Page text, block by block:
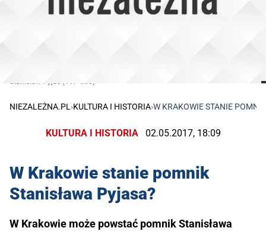
NIEZALEŻNA.PL ›KULTURA I HISTORIA›W KRAKOWIE STANIE
KULTURA I HISTORIA 02.05.2017, 18:09
W Krakowie stanie pomnik
Stanisława Pyjasa?
W Krakowie może powstać pomnik Stanisława